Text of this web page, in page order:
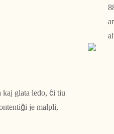
kaj glata ledo, ĉi tiu
je malpli,